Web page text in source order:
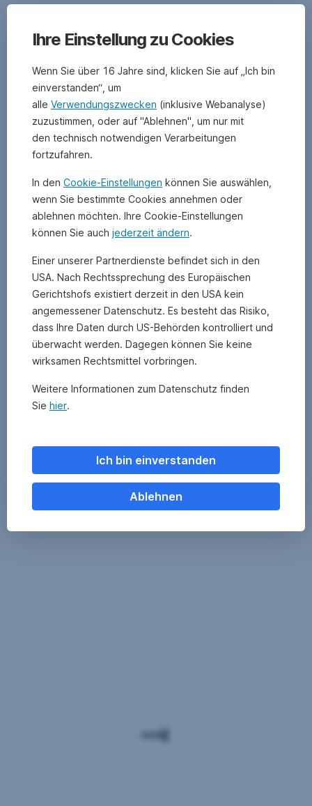
Zurück
Ihre Einstellung zu Cookies
Wenn Sie über 16 Jahre sind, klicken Sie auf „Ich bin
einverstanden“, um
alle Verwendungszwecken (inklusive Webanalyse)
zuzustimmen, oder auf "Ablehnen", um nur mit
den technisch notwendigen Verarbeitungen
fortzufahren.
In den Cookie-Einstellungen können Sie auswählen,
wenn Sie bestimmte Cookies annehmen oder
ablehnen möchten. Ihre Cookie-Einstellungen
können Sie auch jederzeit ändern.
Einer unserer Partnerdienste befindet sich in den
USA. Nach Rechtssprechung des Europäischen
Gerichtshofs existiert derzeit in den USA kein
angemessener Datenschutz. Es besteht das Risiko,
dass Ihre Daten durch US-Behörden kontrolliert und
überwacht werden. Dagegen können Sie keine
wirksamen Rechtsmittel vorbringen.
Weitere Informationen zum Datenschutz finden
Sie hier.
Ich bin einverstanden
Ablehnen